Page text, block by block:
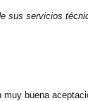
sus servicios
buena